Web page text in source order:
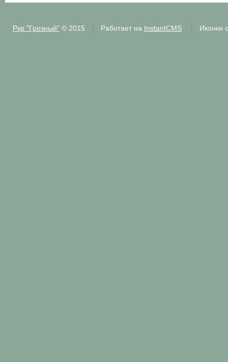
Ркр "Грозный"© 2015 Работает на InstantCMS Иконки